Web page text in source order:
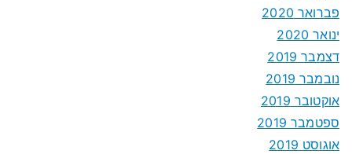
פברואר 2020
ינואר 2020
דצמבר 2019
נובמבר 2019
אוקטובר 2019
ספטמבר 2019
אוגוסט 2019